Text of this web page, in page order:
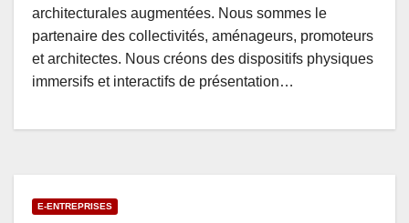
architecturales augmentées. Nous sommes le
partenaire des collectivités, aménageurs, promoteurs
et architectes. Nous créons des dispositifs physiques
immersifs et interactifs de présentation…
E-ENTREPRISES